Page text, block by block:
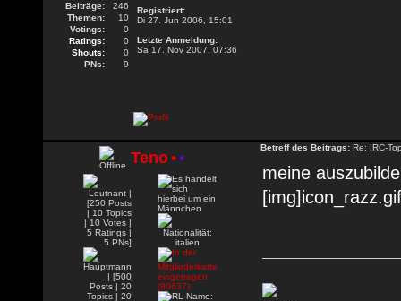
Beiträge:
246
Themen:
10
Votings:
0
Ratings:
0
Shouts:
0
PNs:
9
Registriert:
Di 27. Jun 2006, 15:01
Letzte Anmeldung:
Sa 17. Nov 2007, 07:36
Teno••
Betreff des Beitrags: Re: IRC-
meine